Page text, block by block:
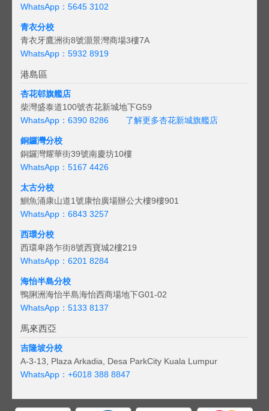
WhatsApp：5645 3102
青衣分校
青衣牙鷹洲街8號灝景灣商場3樓7A
WhatsApp：5932 8919
港島區
杏花邨旗艦店
柴灣盛泰道100號杏花新城地下G59
WhatsApp：6390 8286
了解更多杏花新城旗艦店
銅鑼灣分校
銅鑼灣耀華街39號南慶坊10樓
WhatsApp：5167 4426
太古分校
鰂魚涌康山道1號康怡廣場辦公大樓9樓901
WhatsApp：6843 3257
西環分校
西環卑路乍街8號西寶城2樓219
WhatsApp：6201 8284
海怡半島分校
鴨脷洲海怡半島海怡西商場地下G01-02
WhatsApp：5133 8137
馬來西亞
吉隆坡分校
A-3-13, Plaza Arkadia, Desa ParkCity Kuala Lumpur
WhatsApp： +6018 388 8847